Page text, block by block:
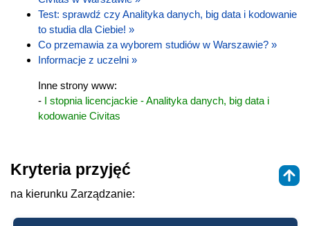
Test: sprawdź czy Analityka danych, big data i kodowanie
to studia dla Ciebie! »
Co przemawia za wyborem studiów w Warszawie? »
Informacje z uczelni »
Inne strony www:
- I stopnia licencjackie - Analityka danych, big data i
kodowanie Civitas
Kryteria przyjęć
na kierunku Zarządzanie: